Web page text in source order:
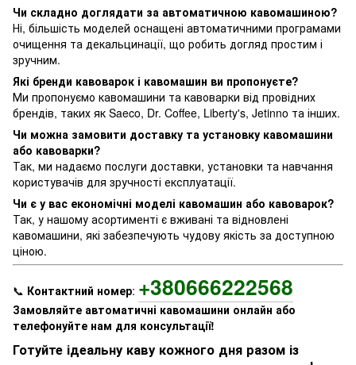
Чи складно доглядати за автоматичною кавомашиною?
Ні, більшість моделей оснащені автоматичними програмами
очищення та декальцинації, що робить догляд простим і
зручним.
Які бренди кавоварок і кавомашин ви пропонуєте?
Ми пропонуємо кавомашини та кавоварки від провідних
брендів, таких як Saeco, Dr. Coffee, Liberty's, Jetinno та інших.
Чи можна замовити доставку та установку кавомашини
або кавоварки?
Так, ми надаємо послуги доставки, установки та навчання
користувачів для зручності експлуатації.
Чи є у вас економічні моделі кавомашин або кавоварок?
Так, у нашому асортименті є вживані та відновлені
кавомашини, які забезпечують чудову якість за доступною
ціною.
📞 Контактний номер: +380666222568
Замовляйте автоматичні кавомашини онлайн або
телефонуйте нам для консультації!
Готуйте ідеальну каву кожного дня разом із